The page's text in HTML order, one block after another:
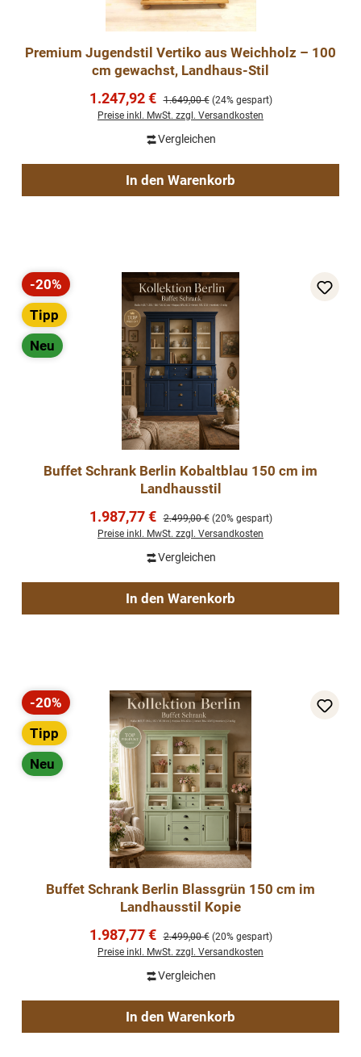
Premium Jugendstil Vertiko aus Weichholz – 100
cm gewachst, Landhaus-Stil
Verkaufspreis:
1.247,92 € Regulärer Preis:
1.649,00 € (24% gespart)
Preise inkl. MwSt. zzgl. Versandkosten
Vergleichen
In den Warenkorb
Rabatt
-20%
Tipp
Neu
Buffet Schrank Berlin Kobaltblau 150 cm im
Landhausstil
Verkaufspreis:
1.987,77 € Regulärer Preis:
2.499,00 € (20% gespart)
Preise inkl. MwSt. zzgl. Versandkosten
Vergleichen
In den Warenkorb
Rabatt
-20%
Tipp
Neu
Buffet Schrank Berlin Blassgrün 150 cm im
Landhausstil Kopie
Verkaufspreis:
1.987,77 € Regulärer Preis:
2.499,00 € (20% gespart)
Preise inkl. MwSt. zzgl. Versandkosten
Vergleichen
In den Warenkorb